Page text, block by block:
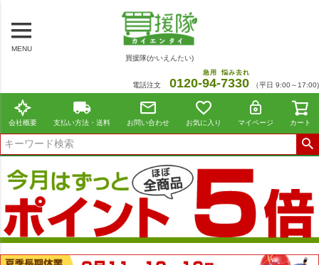
MENU
買援隊(かいえんたい)
電話注文 0120-94
急用
-7330
悩み去れ
（平日 9:00～17:00)
会社概要 支払い方法・送料 お問い合わせ お気に入り マイページ カート